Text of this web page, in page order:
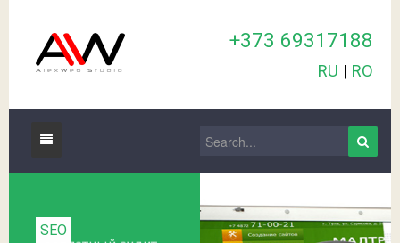
+373 69317188
RU | RO
Услуги
SEO